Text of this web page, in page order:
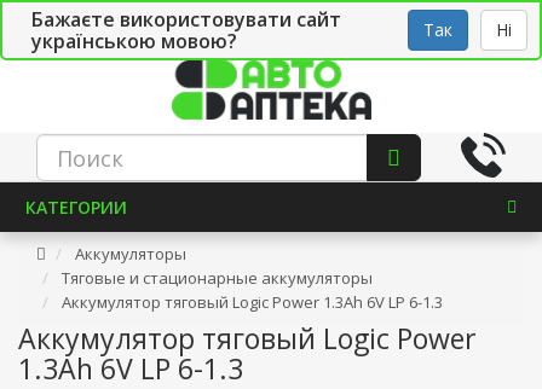
Бажаєте використовувати сайт
українською мовою?
Так Ні
СТО Укр
КАТЕГОРИИ
Аккумуляторы
Тяговые и стационарные аккумуляторы
Аккумулятор тяговый Logic Power 1.3Ah 6V LP 6-1.3
Аккумулятор тяговый Logic Power
1.3Ah 6V LP 6-1.3